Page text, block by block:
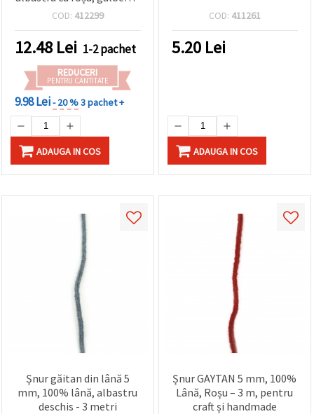
făcând clic
Аcceptati
toate!
Setări
verde – 5 metri
COD: 412299
12.48 Lei 1-2 pachet
REDUCERI
PENTRU CANTITATE
9.98 Lei- 20 %3 pachet +
ADAUGA IN COS
COD: 411261
5.20 Lei
ADAUGA IN COS
Șnur găitan din lână 5
mm, 100% lână, albastru
deschis - 3 metri
Șnur GAYTAN 5 mm, 100%
Lână, Roșu – 3 m, pentru
craft și handmade